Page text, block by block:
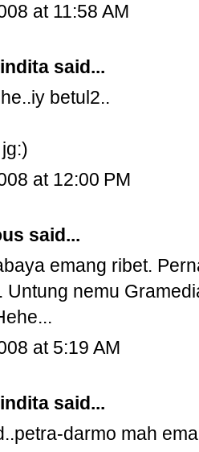
at 11:58 AM
said...
betul2..
at 12:00 PM
said...
emang ribet.
Untung nemu
at 5:19 AM
said...
darmo mah